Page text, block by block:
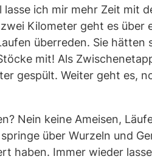
ich mir mehr Zeit
Kilometer geht es
überreden. Sie
mit! Als
gespült. Weiter geht es,
Nein keine Ameisen,
über Wurzeln und
haben. Immer wieder